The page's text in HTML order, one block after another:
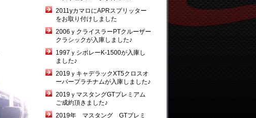
2011yカマロにAPRスプリッター
をお取り付けしました
2006ｙクライスラーPTクルーザー
クラシックが入庫しました♪
1997ｙシボレーK-1500が入庫し
ました♪
2019ｙキャデラックXT5クロスオ
ーバープラチナムが入庫しました♪
2019ｙマスタングGTプレミアム
ご成約頂きました♪
2019年 マスタング GTプレミ